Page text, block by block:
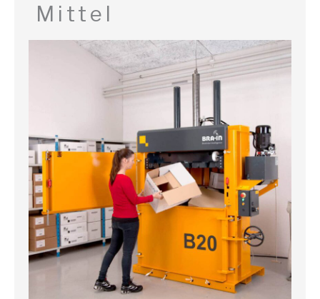
Mittel